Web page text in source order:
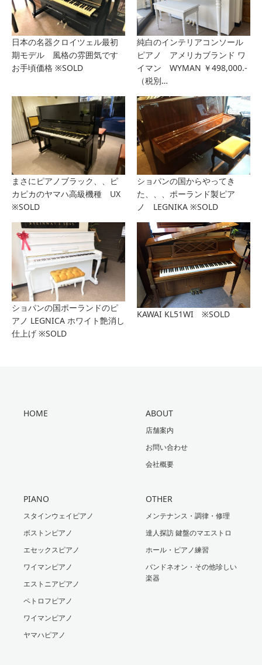
日本の名器クロイツェル最初
期モデル 風格の雰囲気です
お手頃価格 ※SOLD
純白のインテリアコンソール
ピアノ アメリカブランド ワ
イマン WYMAN ￥498,000.-
（税別…
まさにピアノブラック、、ピ
カピカのヤマハ高級機種 UX
※SOLD
ショパンの国からやってき
た、、、ポーランド製ピア
ノ LEGNIKA ※SOLD
ショパンの国ポーランドのピ
アノ LEGNICA ホワイト艶消し
仕上げ ※SOLD
KAWAI KL51WI ※SOLD
HOME ABOUT
店舗案内
お問い合わせ
会社概要
PIANO
スタインウェイピアノ
ボストンピアノ
エセックスピアノ
ワイマンピアノ
エストニアピアノ
ペトロフピアノ
ワイマンピアノ
ヤマハピアノ
OTHER
メンテナンス・調律・修理
達人探訪 鍵盤のマエストロ
ホール・ピアノ練習
バンドネオン・その他珍しい
楽器